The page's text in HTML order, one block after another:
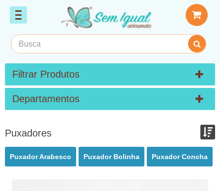
Filtrar Produtos
Departamentos
Puxadores
Ordenar por:
Puxador Arabesco Puxador Bolinha Puxador Concha